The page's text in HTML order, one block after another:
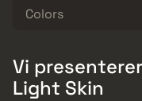
Colors
Vi
Light Skin